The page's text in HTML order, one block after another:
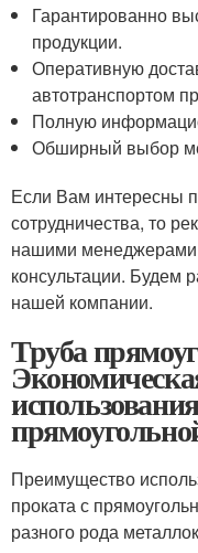
Гарантированно
продукции.
Оперативную
автотранспортом
Полную
Обширный выбор
Если Вам интересны
сотрудничества, то
нашими менеджерами
консультации. Будем
нашей компании.
Труба
Преимущество
проката с
разного рода